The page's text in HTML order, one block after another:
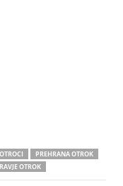
OTROCI
PREHRANA OTROK
OTROK